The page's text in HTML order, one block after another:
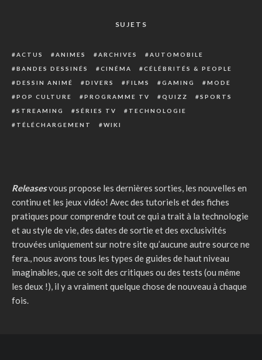
SUJETS
ACTUS ANIMES ARCHIVES
AUTOMOBILE
BANDES DESSINÉS
CINÉMA
CÉLÉBRITÉS & PEOPLE
DESSIN ANIMÉ
DIVERS FILMS GAMING
MODE
POP CULTURE
PROGRAMME TV QUIZZ
SPORTS
STREAMING
SÉRIES TV
TECHNOLOGIE
TÉLÉCHARGEMENT
WIKI
Releasesvous propose les dernières sorties, les nouvelles en
continu et les jeux vidéo! Avec des tutoriels et des fiches
pratiques pour comprendre tout ce qui a trait à la technologie
et au style de vie, des dates de sortie et des exclusivités
trouvées uniquement sur notre site qu’aucune autre source ne
fera., nous avons tous les types de guides de haut niveau
imaginables, que ce soit des critiques ou des tests (ou même
les deux !), il y a vraiment quelque chose de nouveau à chaque
fois.